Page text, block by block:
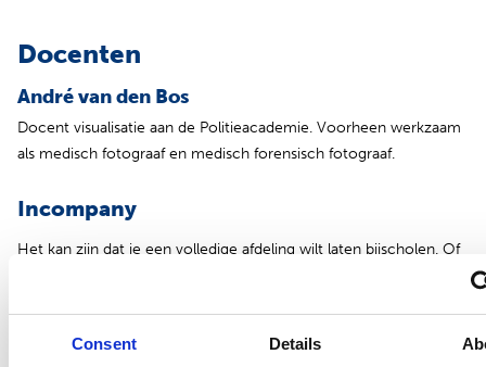
Consent Details
Docenten
André van den Bos
Docent visualisatie aan de Politieacademie. Voorheen werkzaam
als medisch fotograaf en medisch forensisch fotograaf.
Incompany
Het kan zijn dat je een volledige afdeling wilt laten bijscholen. Of